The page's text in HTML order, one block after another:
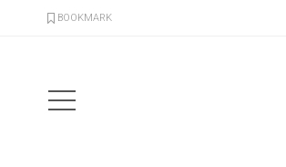
BOOKMARK